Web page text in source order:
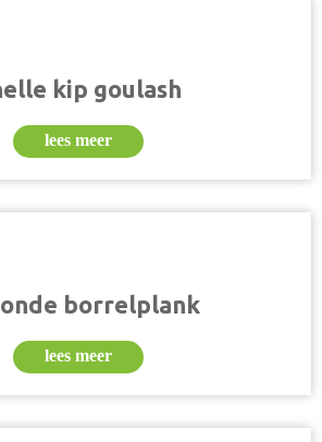
kip goulash
lees meer
borrelplank
lees meer